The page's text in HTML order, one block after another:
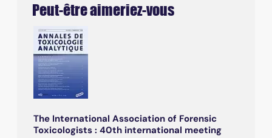
Peut-être aimeriez-vous
The International Association of Forensic
Toxicologists : 40th international meeting